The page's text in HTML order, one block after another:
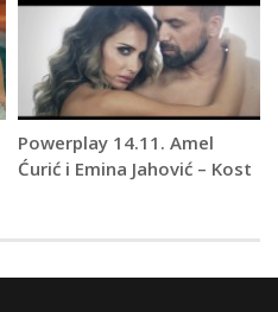
Powerplay 14.11. Amel
Ćurić i Emina Jahović – Kost